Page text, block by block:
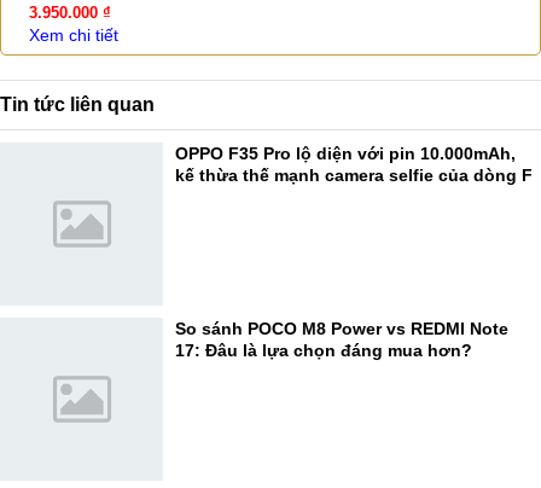
3.950.000 ₫
Xem chi tiết
Tin tức liên quan
OPPO F35 Pro lộ diện với pin 10.000mAh,
kế thừa thế mạnh camera selfie của dòng F
So sánh POCO M8 Power vs REDMI Note
17: Đâu là lựa chọn đáng mua hơn?